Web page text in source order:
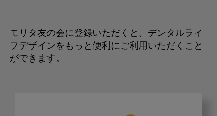
モリタ友の会に登録いただくと、デンタルライ
フデザインをもっと便利にご利用いただくこと
ができます。